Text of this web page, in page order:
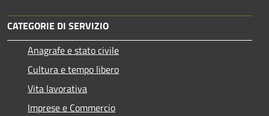
CATEGORIE DI SERVIZIO
Anagrafe e stato civile
Cultura e tempo libero
Vita lavorativa
Imprese e Commercio